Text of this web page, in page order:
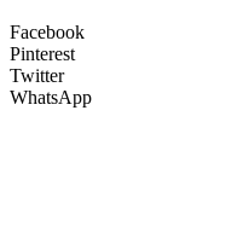
Facebook
Pinterest
Twitter
WhatsApp